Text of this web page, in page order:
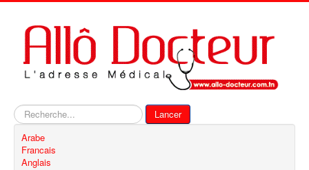
Rechercher
Lancer
Arabe
Francais
Anglais